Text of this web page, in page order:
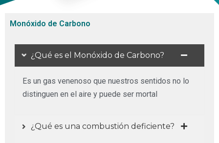
Monóxido de Carbono
¿Qué es el Monóxido de Carbono?
Es un gas venenoso que nuestros sentidos no lo
distinguen en el aire y puede ser mortal
¿Qué es una combustión deficiente?